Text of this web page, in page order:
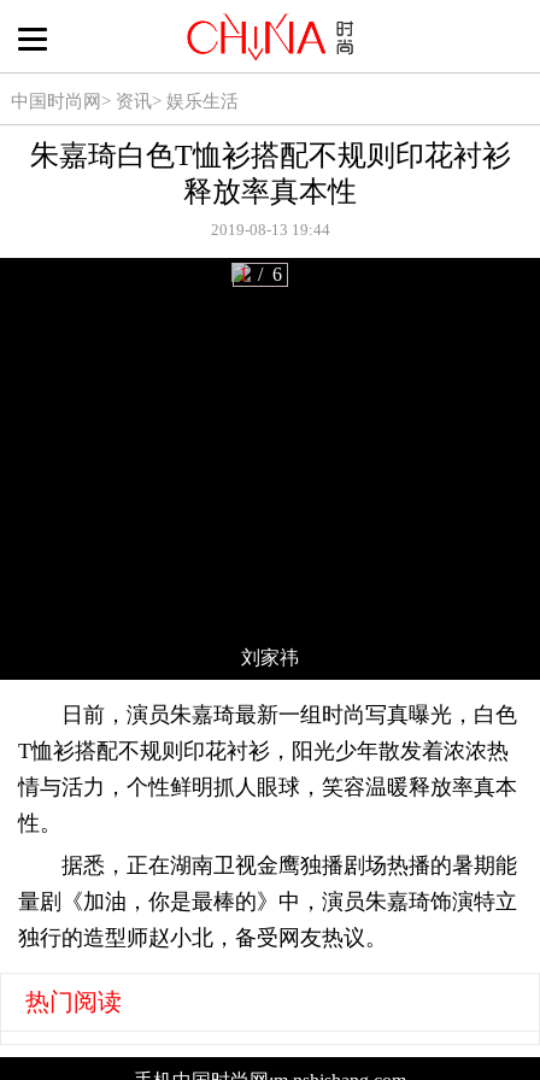
中国时尚网 > 资讯> 娱乐生活
朱嘉琦白色T恤衫搭配不规则印花衬衫
释放率真本性
2019-08-13 19:44
1 / 6
刘家祎
日前，演员朱嘉琦最新一组时尚写真曝光，白色
T恤衫搭配不规则印花衬衫，阳光少年散发着浓浓热
情与活力，个性鲜明抓人眼球，笑容温暖释放率真本
性。
据悉，正在湖南卫视金鹰独播剧场热播的暑期能
量剧《加油，你是最棒的》中，演员朱嘉琦饰演特立
独行的造型师赵小北，备受网友热议。
热门阅读